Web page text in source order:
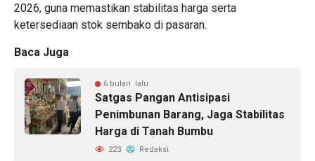
2026, guna memastikan stabilitas harga serta
ketersediaan stok sembako di pasaran.
Baca Juga
6 bulan lalu
Satgas Pangan Antisipasi
Penimbunan Barang, Jaga Stabilitas
Harga di Tanah Bumbu
223 Redaksi